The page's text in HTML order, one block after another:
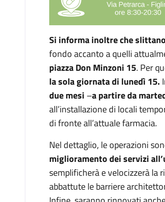
Si informa inoltre che
fondo accanto a quelli
piazza Don Minzoni 15. Per
la sola giornata di lunedì 15.
due mesi –a partire da
all’installazione di locali
di fronte all’attuale farmacia.
Nel dettaglio, le operazioni
miglioramento dei servizi
semplificherà e velocizzerà la
abbattute le barriere